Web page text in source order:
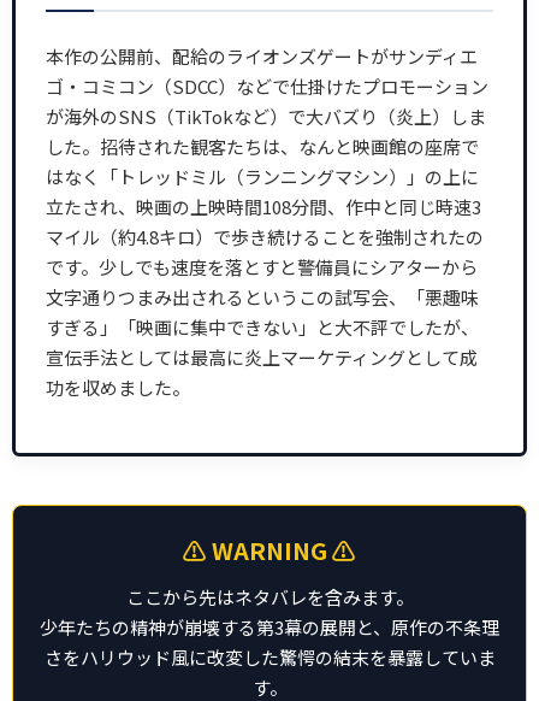
本作の公開前、配給のライオンズゲートがサンディエ
ゴ・コミコン（SDCC）などで仕掛けたプロモーション
が海外のSNS（TikTokなど）で大バズり（炎上）しま
した。招待された観客たちは、なんと映画館の座席で
はなく「トレッドミル（ランニングマシン）」の上に
立たされ、映画の上映時間108分間、作中と同じ時速3
マイル（約4.8キロ）で歩き続けることを強制されたの
です。少しでも速度を落とすと警備員にシアターから
文字通りつまみ出されるというこの試写会、「悪趣味
すぎる」「映画に集中できない」と大不評でしたが、
宣伝手法としては最高に炎上マーケティングとして成
功を収めました。
⚠️ WARNING ⚠️
ここから先はネタバレを含みます。
少年たちの精神が崩壊する第3幕の展開と、原作の不条理
さをハリウッド風に改変した驚愕の結末を暴露していま
す。